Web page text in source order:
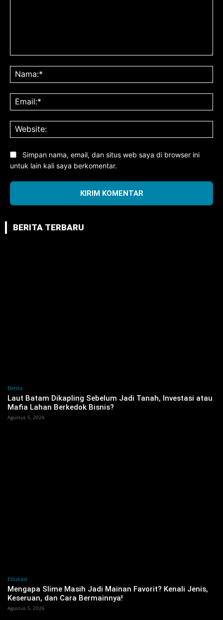
Simpan nama, email, dan situs web saya di browser ini
untuk lain kali saya berkomentar.
BERITA TERBARU
Berita
‎Laut Batam Dikapling Sebelum Jadi Tanah, Investasi atau
Mafia Lahan Berkedok Bisnis?
Agustus 5, 2026
Edukasi
Mengapa Slime Masih Jadi Mainan Favorit? Kenali Jenis,
Keseruan, dan Cara Bermainnya!
Agustus 5, 2026